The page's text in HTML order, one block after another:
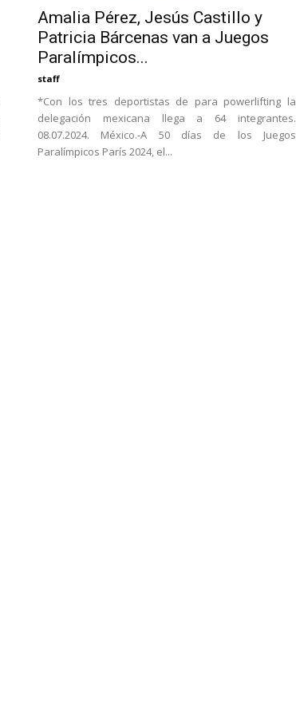
Amalia Pérez, Jesús Castillo y
Patricia Bárcenas van a Juegos
Paralímpicos...
staff
*Con los tres deportistas de para powerlifting la
delegación mexicana llega a 64 integrantes.
08.07.2024. México.-A 50 días de los Juegos
Paralímpicos París 2024, el...